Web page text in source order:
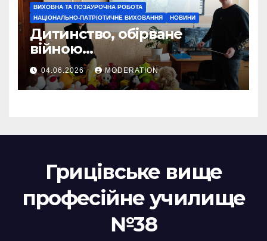
ВИХОВНА ТА ПОЗАУРОЧНА РОБОТА
НАЦІОНАЛЬНО-ПАТРІОТИЧНЕ ВИХОВАННЯ
НОВИНИ
Дитинство, обірване
війною…
04.06.2026 MODERATION
Грицівське вище
професійне училище
№38